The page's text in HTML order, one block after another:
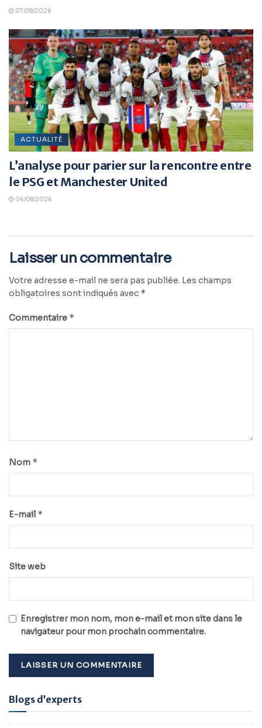
07/08/2026
ACTUALITÉ
L’analyse pour parier sur la rencontre entre
le PSG et Manchester United
06/08/2026
Laisser un commentaire
Votre adresse e-mail ne sera pas publiée. Les champs
obligatoires sont indiqués avec *
Commentaire *
Nom *
E-mail *
Site web
Enregistrer mon nom, mon e-mail et mon site dans le
navigateur pour mon prochain commentaire.
Alternative:
Blogs d’experts